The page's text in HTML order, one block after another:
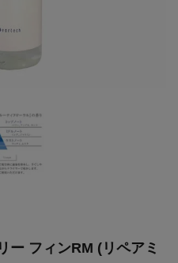
ー フィンRM (リペアミ